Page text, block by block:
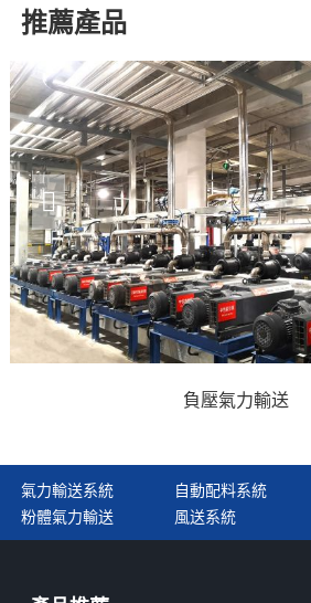
推薦產品
稀相氣力輸送
氣力輸送系統
自動配料系統
粉體氣力輸送
風送系統